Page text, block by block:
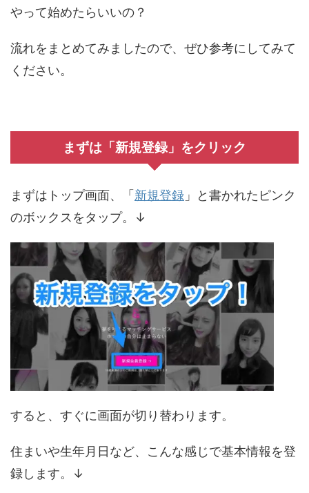
やって始めたらいいの？
流れをまとめてみましたので、ぜひ参考にしてみて
ください。
まずは「新規登録」をクリック
まずはトップ画面、「 新規登録 」と書かれたピンク
のボックスをタップ。↓
すると、すぐに画面が切り替わります。
住まいや生年月日など、こんな感じで基本情報を登
録します。↓